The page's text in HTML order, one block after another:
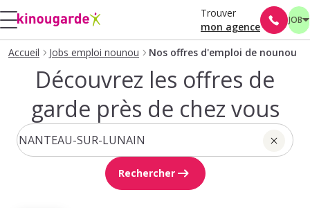
Trouver
mon agence
JOB
Accueil Jobs emploi nounou Nos offres d'emploi de nounou
Découvrez les offres de
garde près de chez vous
Rechercher